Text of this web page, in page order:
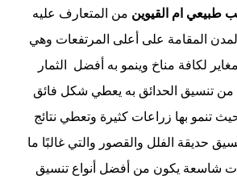
طبيعي ام القيوين من المتعارف عليه
المقامة على أعلى المرتفعات وهي
لكافة مناخ وينمو به أفضل الثمار
من تنسيق الحدائق به يعطي شكل فائق
تنمو بها زراعات كثيرة وتعطي نتائج
حديقة الفلل والقصور والتي غالبًا ما
شاسعة يكون من أفضل أنواع تنسيق